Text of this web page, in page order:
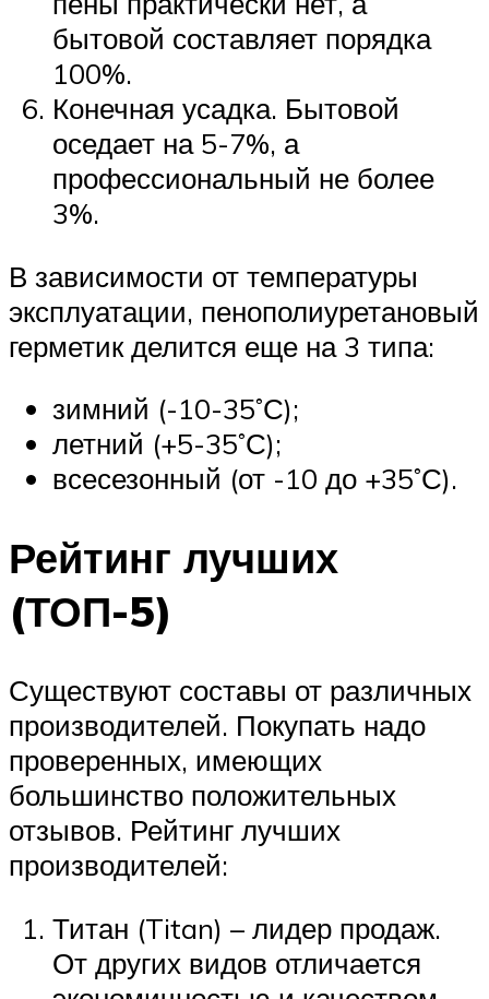
бытовой составляет порядка
100%.
Конечная усадка. Бытовой
оседает на 5-7%, а
профессиональный не более
3%.
В зависимости от температуры
эксплуатации, пенополиуретановый
герметик делится еще на 3 типа:
зимний (-10-35˚С);
летний (+5-35˚С);
всесезонный (от -10 до +35˚С).
Рейтинг лучших
(ТОП-5)
Существуют составы от различных
производителей. Покупать надо
проверенных, имеющих
большинство положительных
отзывов. Рейтинг лучших
производителей:
Титан (Titan) – лидер продаж.
От других видов отличается